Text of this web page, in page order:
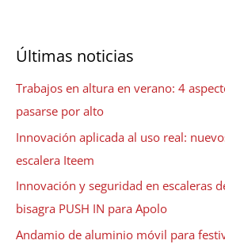
Últimas noticias
Trabajos en altura en verano: 4
pasarse por alto
Innovación aplicada al uso real:
escalera Iteem
Innovación y seguridad en escaleras
bisagra PUSH IN para Apolo
Andamio de aluminio móvil para